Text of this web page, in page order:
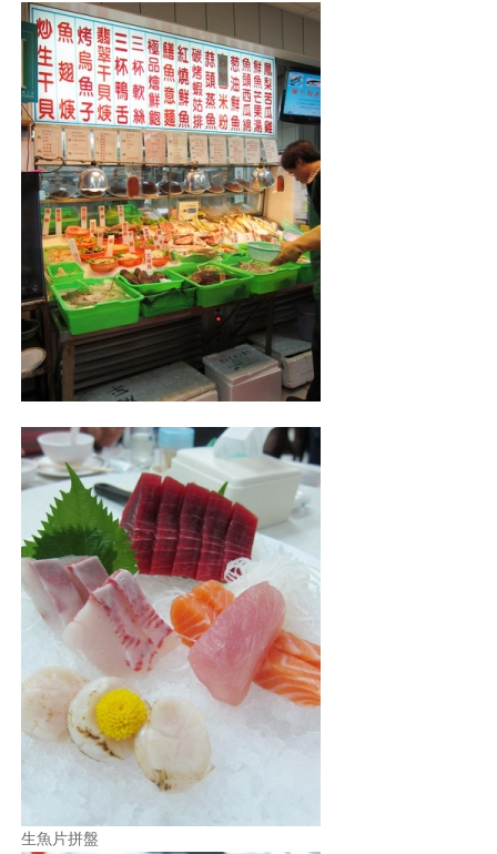
歷史區
關於Yilan
個人著作
活動實況記錄
媒體報導一覽
合作與代言
訂閱電子報
生魚片拼盤